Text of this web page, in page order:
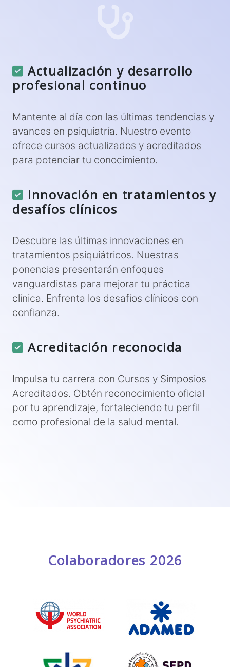
Actualización y desarrollo
profesional continuo
Mantente al día con las últimas tendencias y
avances en psiquiatría. Nuestro evento
ofrece cursos actualizados y acreditados
para potenciar tu conocimiento.
Innovación en tratamientos y
desafíos clínicos
Descubre las últimas innovaciones en
tratamientos psiquiátricos. Nuestras
ponencias presentarán enfoques
vanguardistas para mejorar tu práctica
clínica. Enfrenta los desafíos clínicos con
confianza.
Acreditación reconocida
Impulsa tu carrera con Cursos y Simposios
Acreditados. Obtén reconocimiento oficial
por tu aprendizaje, fortaleciendo tu perfil
como profesional de la salud mental.
Colaboradores 2026